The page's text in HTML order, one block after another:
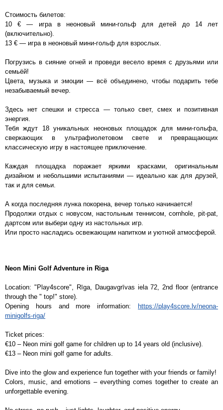
Стоимость билетов:
10 € — игра в неоновый мини-гольф для детей до 14 лет
(включительно).
13 € — игра в неоновый мини-гольф для взрослых.
Погрузись в сияние огней и проведи весело время с друзьями или
семьёй!
Цвета, музыка и эмоции — всё объединено, чтобы подарить тебе
незабываемый вечер.
Здесь нет спешки и стресса — только свет, смех и позитивная
энергия.
Тебя ждут 18 уникальных неоновых площадок для мини-гольфа,
сверкающих в ультрафиолетовом свете и превращающих
классическую игру в настоящее приключение.
Каждая площадка поражает яркими красками, оригинальным
дизайном и небольшими испытаниями — идеально как для друзей,
так и для семьи.
А когда последняя лунка покорена, вечер только начинается!
Продолжи отдых с новусом, настольным теннисом, cornhole, pit-pat,
дартсом или выбери одну из настольных игр.
Или просто насладись освежающим напитком и уютной атмосферой.
Neon Mini Golf Adventure in Riga
Location: "Play4score", Rīga, Daugavgrīvas iela 72, 2nd floor (entrance
through the " top!" store).
Opening hours and more information:
https://play4score.lv/neona-
minigolfs-riga/
Ticket prices:
€10 – Neon mini golf game for children up to 14 years old (inclusive).
€13 – Neon mini golf game for adults.
Dive into the glow and experience fun together with your friends or family!
Colors, music, and emotions – everything comes together to create an
unforgettable evening.